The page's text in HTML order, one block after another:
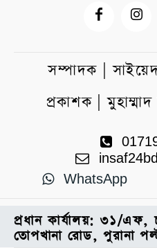
সম্পাদক |
প্রকাশক |
WhatsApp
প্রধান কার্যালয়: ৩১/
তোপখানা রোড, পুরানা